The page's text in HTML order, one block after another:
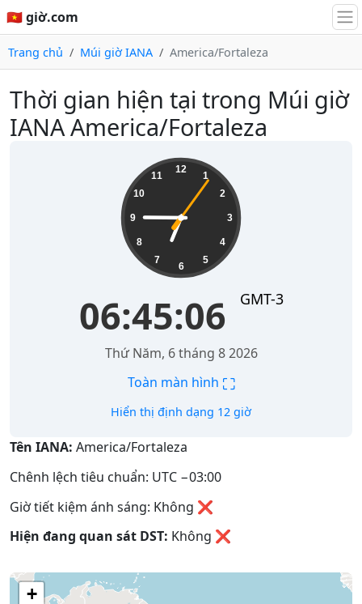
🇻🇳 giờ.com
Trang chủ Múi giờ IANA America/Fortaleza
Thời gian hiện tại trong Múi giờ
IANA America/Fortaleza
12
1
2
3
4
5
6
7
8
9
10
11
06:45:06 GMT-3
Thứ Năm, 6 tháng 8 2026
Toàn màn hình ⛶
Hiển thị định dạng 12 giờ
Tên IANA: America/Fortaleza
Chênh lệch tiêu chuẩn: UTC −03:00
Giờ tiết kiệm ánh sáng: Không ❌
Hiện đang quan sát DST: Không ❌
+